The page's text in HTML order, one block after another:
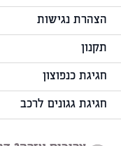
הצהרת נגישות
תקנון
חגיגת כנפוצון
חגיגת גגונים לרכב